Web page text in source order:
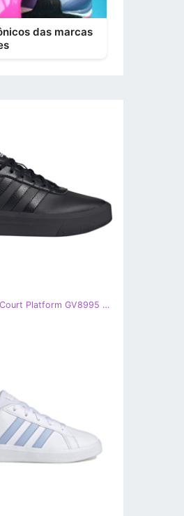
das marcas
Sapatos Adidas Court Platform GV8995 preto